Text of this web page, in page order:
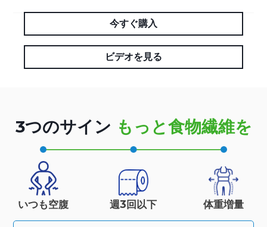
今すぐ購入
ビデオを見る
3つのサイン もっと食物繊維を
いつも空腹 週3回以下 体重増量